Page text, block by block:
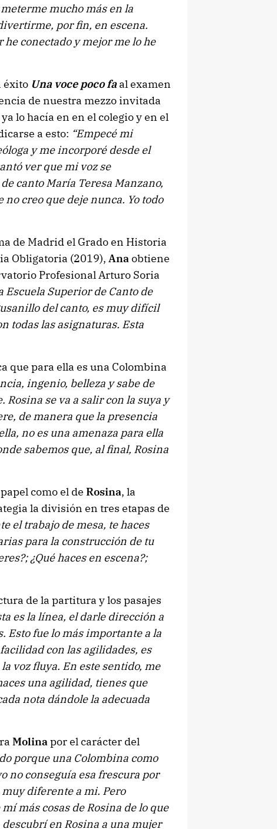
mucho más en la
por fin, en escena.
he conectado y mejor me lo he
éxito Una voce poco faal examen
de nuestra mezzo invitada
lo hacía en en el colegio y en el
a esto: “Empecé mi
y me incorporé desde el
ver que mi voz se
canto María Teresa Manzano,
creo que deje nunca. Yo todo
de Madrid el Grado en Historia
Obligatoria (2019), Anaobtiene
Profesional Arturo Soria
Escuela Superior de Canto de
del canto, es muy difícil
todas las asignaturas. Esta
que para ella es una Colombina
ingenio, belleza y sabe de
Rosina se va a salir con la suya y
de manera que la presencia
no es una amenaza para ella
sabemos que, al final, Rosina
como el de Rosina, la
la división en tres etapas de
el trabajo de mesa, te haces
para la construcción de tu
¿Qué haces en escena?;
de la partitura y los pasajes
es la línea, el darle dirección a
Esto fue lo más importante a la
con las agilidades, es
voz fluya. En este sentido, me
una agilidad, tienes que
nota dándole la adecuada
Molinapor el carácter del
porque una Colombina como
no conseguía esa frescura por
diferente a mi. Pero
más cosas de Rosina de lo que
en Rosina a una mujer